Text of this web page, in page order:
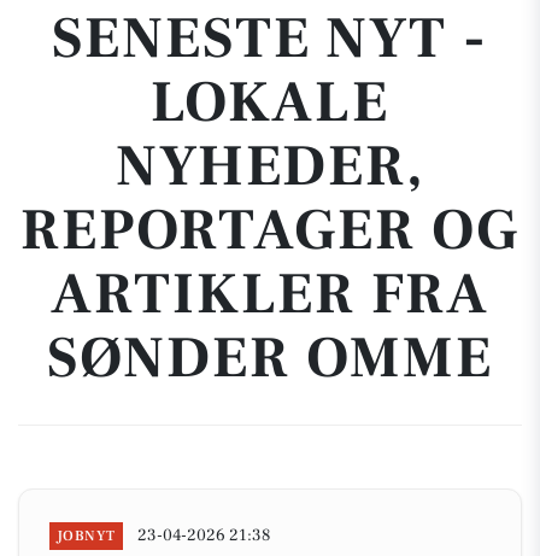
SENESTE NYT -
LOKALE
NYHEDER,
REPORTAGER OG
ARTIKLER FRA
SØNDER OMME
JOBNYT 23-04-2026 21:38